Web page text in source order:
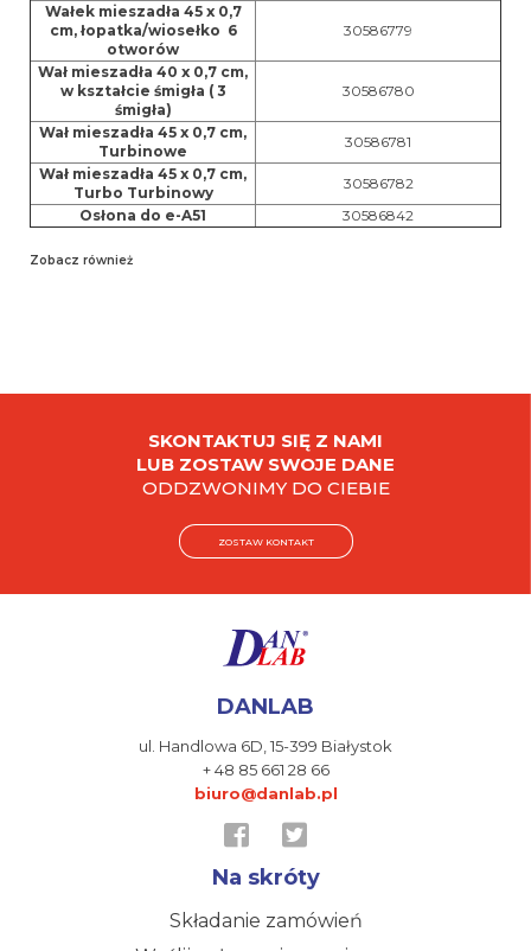
Wałek mieszadła 45 x 0,7
cm, łopatka/wiosełko 6
otworów
30586779
Wał mieszadła 40 x 0,7 cm,
w kształcie śmigła ( 3
śmigła)
30586780
Wał mieszadła 45 x 0,7 cm,
Turbinowe
30586781
Wał mieszadła 45 x 0,7 cm,
Turbo Turbinowy
30586782
Osłona do e-A51
30586842
Zobacz również
SKONTAKTUJ SIĘ Z NAMI
LUB ZOSTAW SWOJE DANE
ODDZWONIMY DO CIEBIE
ZOSTAW KONTAKT
DANLAB
ul. Handlowa 6D,15-399 Białystok
+ 48 85 661 28 66
biuro@danlab.pl
Na skróty
Składanie zamówień